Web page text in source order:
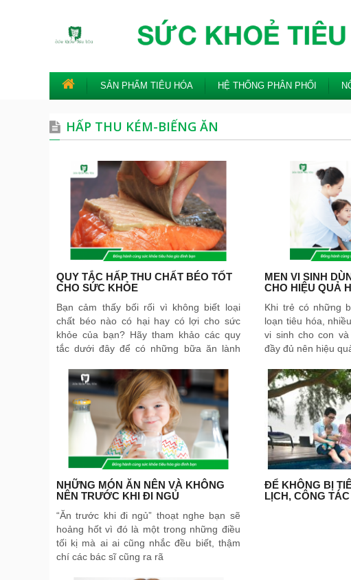
SẢN PHẨM TIÊU HÓA HỆ THỐNG PHÂN PHỐI
HẤP THU KÉM-BIẾNG ĂN
QUY TẮC HẤP THU CHẤT BÉO TỐT
CHO SỨC KHỎE
Bạn cảm thấy bối rối vì không biết loại
chất béo nào có hại hay có lợi cho sức
khỏe của bạn? Hãy tham khảo các quy
tắc dưới đây để có những bữa ăn lành
MEN VI SINH
CHO HIỆU QUẢ
Khi trẻ có những
loạn tiêu hóa,
vi sinh cho con
đầy đủ nên hiệu
NHỮNG MÓN ĂN NÊN VÀ KHÔNG
NÊN TRƯỚC KHI ĐI NGỦ
“Ăn trước khi đi ngủ” thoạt nghe bạn sẽ
hoảng hốt vì đó là một trong những điều
tối kị mà ai ai cũng nhắc đều biết, thậm
chí các bác sĩ cũng ra rã
ĐỂ KHÔNG BỊ
LỊCH, CÔNG